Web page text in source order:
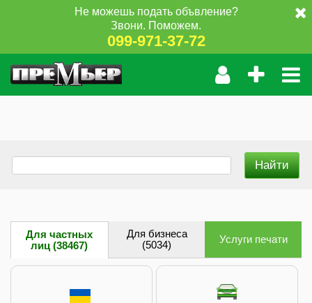
Не можешь подать объвление?
Звони. Поможем.
099-971-37-72
Для частных
лиц (38467)
Для бизнеса
(5034)
Услуги печати